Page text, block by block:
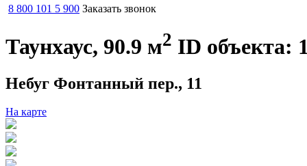
8 800 101 5 900 Заказать звонок
Таунхаус, 90.9 м2 ID объекта:
Небуг Фонтанный пер., 11
На карте